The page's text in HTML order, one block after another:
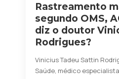
Rastreamento
segundo OMS,
diz o doutor
Rodrigues?
Vinicius Tadeu Sattin
Saúde, médico